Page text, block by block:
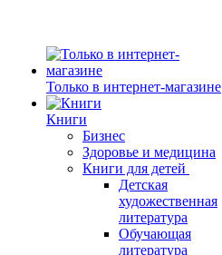
Только в интернет-магазине
Книги
Бизнес
Здоровье и медицина
Книги для детей
Детская
художественная
литература
Обучающая
литература